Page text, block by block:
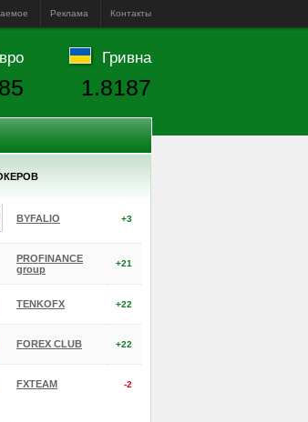
Реклама Контакты
BYFALIO +3
PROFINANCE
group
+21
TENKOFX +22
FOREX CLUB +22
FXTEAM -2
Гривна
1.8187